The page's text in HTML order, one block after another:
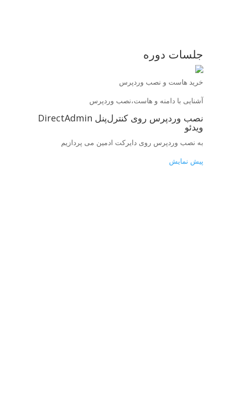
جلسات دوره
خرید هاست و نصب وردپرس
آشنایی با دامنه و هاست،نصب وردپرس
نصب وردپرس روی کنترل‌پنل DirectAdmin
ویدئو
به نصب وردپرس روی دایرکت ادمین می پردازیم
پیش نمایش